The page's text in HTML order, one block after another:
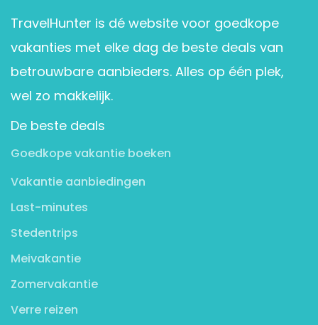
TravelHunter is dé website voor goedkope
vakanties met elke dag de beste deals van
betrouwbare aanbieders. Alles op één plek,
wel zo makkelijk.
De beste deals
Goedkope vakantie boeken
Vakantie aanbiedingen
Last-minutes
Stedentrips
Meivakantie
Zomervakantie
Verre reizen